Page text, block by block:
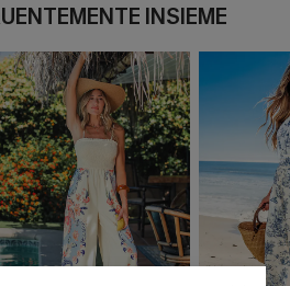
INSIEME